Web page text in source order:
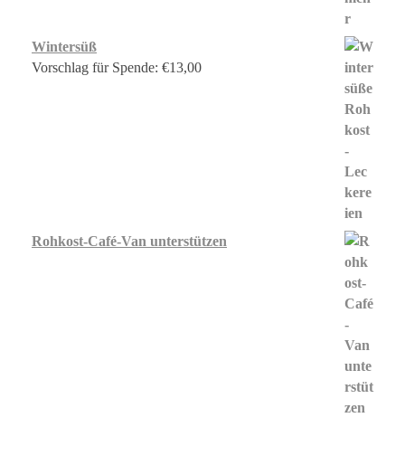
Wintersüß
Vorschlag für Spende: €13,00
Rohkost-Café-Van unterstützen